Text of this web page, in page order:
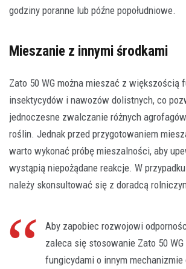
godziny poranne lub późne popołudniowe.
Mieszanie z innymi środkami
Zato 50 WG można mieszać z większością
insektycydów i nawozów dolistnych, co
jednoczesne zwalczanie różnych
roślin. Jednak przed przygotowaniem
warto wykonać próbę mieszalności, aby
wystąpią niepożądane reakcje. W
należy skonsultować się z doradcą
Aby zapobiec rozwojowi
zaleca się stosowanie Zato 50
fungicydami o innym mechanizmie